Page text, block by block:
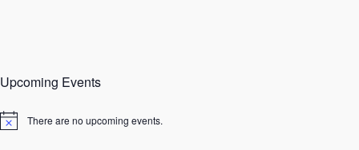
Upcoming Events
N
There are no upcoming events.